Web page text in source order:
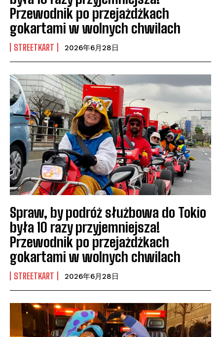
Przewodnik po przejażdżkach
gokartami w wolnych chwilach
STREETKART 2026年6月28日
Spraw, by podróż służbowa do Tokio
była 10 razy przyjemniejsza!
Przewodnik po przejażdżkach
gokartami w wolnych chwilach
STREETKART 2026年6月28日